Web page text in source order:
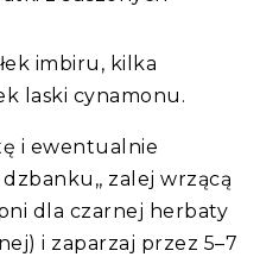
imbiru, kilka
laski cynamonu.
i ewentualnie
zalej wrzącą
dla czarnej herbaty
i zaparzaj przez 5–7